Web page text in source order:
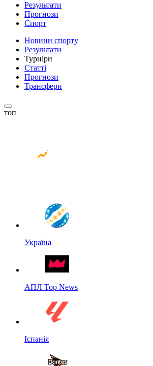
Результати
Прогнози
Спорт
Новини спорту
Результати
Турніри
Статті
Прогнози
Трансфери
топ
Україна
АПЛ Top News
Іспанія